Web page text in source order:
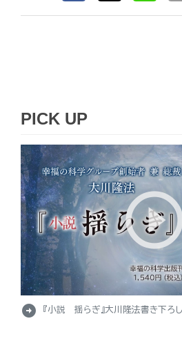
PICK UP
arrow_circle_right 『小説 揺らぎ』大川隆法書き下ろ